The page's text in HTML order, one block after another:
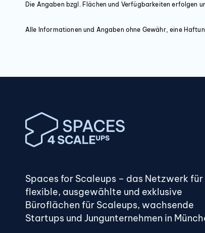
Teppichboden oder Estrich in Betonoptik
Außenliegender, elektrischer Sonnenschutz
↵
Strom und EDV Verkabelung über Hohlraumboden;
↵
Lagerflächen im UG je nach Verfügbarkeit vorhanden
↵
Die Angaben bzgl. Flächen und Verfügbarkeiten
Alle Informationen und Angaben ohne Gewähr, eine
Spaces for Scaleups – das Netzwerk für
flexible, ausgewählte und exklusive
Büroflächen für Scaleups, wachsende
Startups und Jungunternehmen in